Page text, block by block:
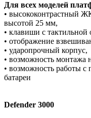
Для всех моделей
• высококонтрастный
высотой 25 мм,
• клавиши с тактильной
• отображение
• ударопрочный корпус,
• возможность монтажа
• возможность работы с
батареи
Defender 3000